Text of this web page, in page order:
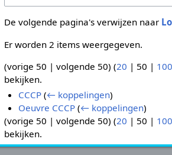
De volgende pagina's verwijzen naar
Er worden 2 items weergegeven.
(vorige 50 | volgende 50) (20 | 50 | 100
bekijken.
CCCP (← koppelingen)
Oeuvre CCCP (← koppelingen)
(vorige 50 | volgende 50) (20 | 50 | 100
bekijken.